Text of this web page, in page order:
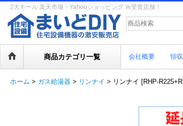
2大モール 楽天市場・Yahooショッピング Ｗ受賞店舗！
商品カテゴリ一覧 会社概要 領
ホーム > ガス給湯器 > リンナイ > リンナイ [RHP-